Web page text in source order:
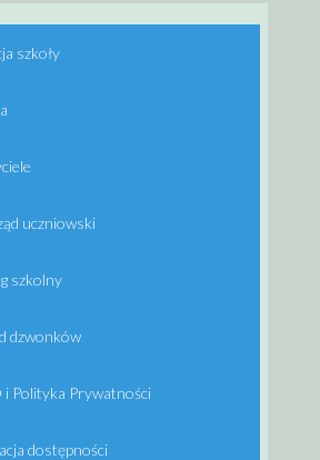
szkoły
uczniowski
szkolny
dzwonków
i Polityka Prywatności
dostępności